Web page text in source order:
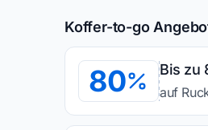
Koffer-to-go
80 Bis zu
auf